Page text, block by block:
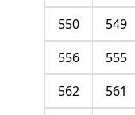
549
550
555
556
561
562